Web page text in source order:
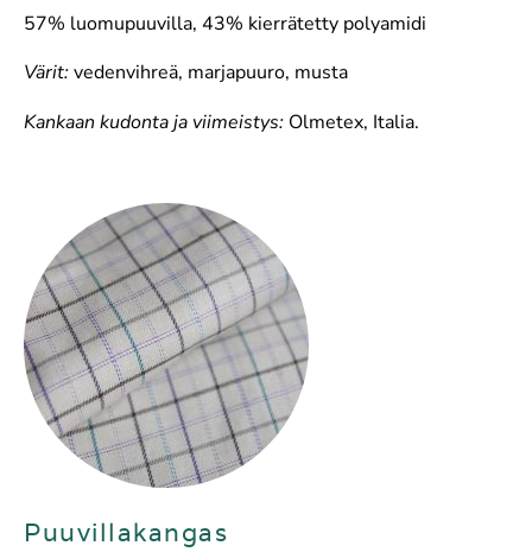
57% luomupuuvilla, 43% kierrätetty polyamidi
Värit:vedenvihreä, marjapuuro, musta
Kankaan kudonta ja viimeistys: Olmetex, Italia.
Puuvillakangas